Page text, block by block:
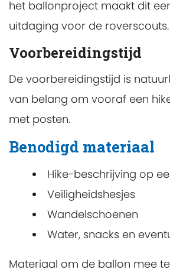
het ballonproject maakt dit
uitdaging voor de roverscouts.
Voorbereidingstijd
De voorbereidingstijd is
van belang om vooraf een
met posten.
Benodigd materiaal
Hike-beschrijving op
Veiligheidshesjes
Wandelschoenen
Water, snacks en
Materiaal om de ballon mee